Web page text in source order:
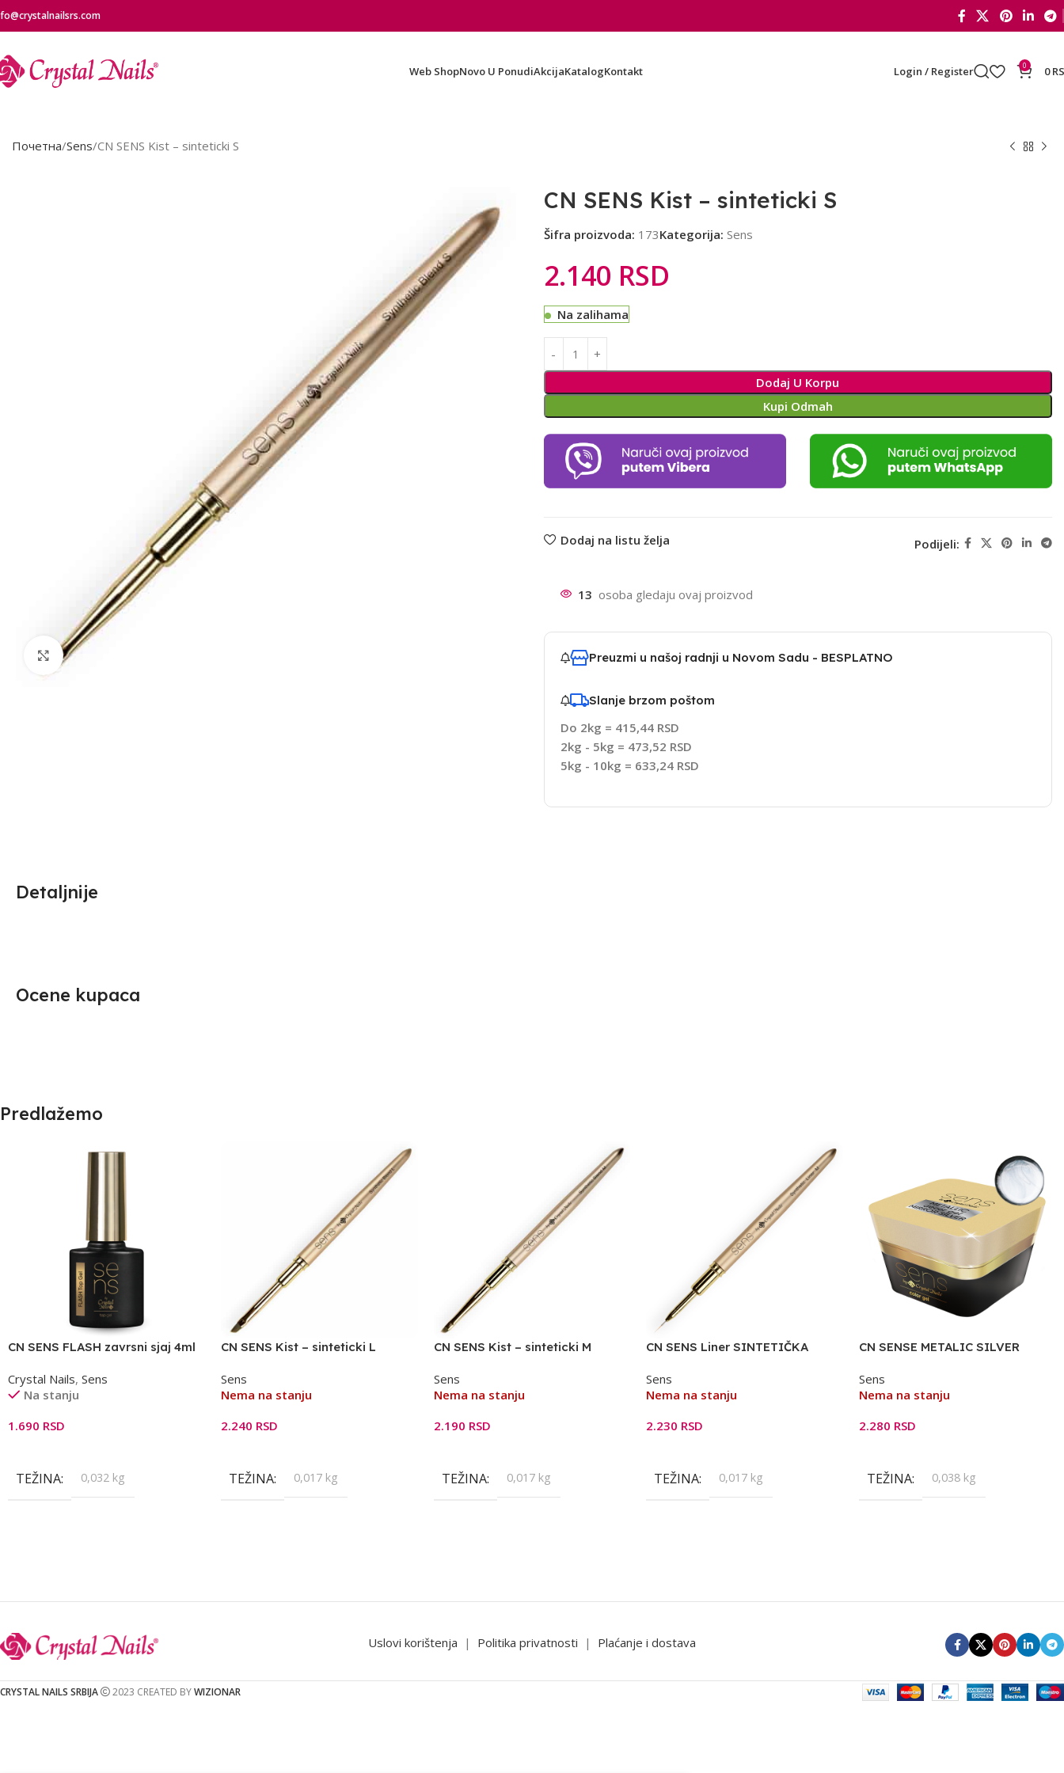
Web ShopNovo U PonudiAkcijaKatalogKontakt Login / Register 0 0
Почетна Sens CN SENS Kist – sinteticki S
Click to enlarge
CN SENS Kist – sinteticki S
Šifra proizvoda: 173Kategorija: Sens
2.140 RSD
Na zalihama
Dodaj U Korpu
Kupi Odmah
Alternative:
Dodaj na listu želja Podijeli:
13 osoba gledaju ovaj proizvod
Preuzmi u našoj radnji u Novom Sadu - BESPLATNO
Slanje brzom poštom
Do 2kg = 415,44 RSD
2kg - 5kg = 473,52 RSD
5kg - 10kg = 633,24 RSD
Detaljnije
Ocene kupaca
Predlažemo
CN SENS FLASH zavrsni sjaj 4ml
Crystal Nails, Sens
Na stanju
1.690 RSD
TEŽINA 0,032 kg
CN SENS Kist – sinteticki L
Sens
Nema na stanju
2.240 RSD
TEŽINA 0,017 kg
CN SENS Kist – sinteticki M
Sens
Nema na stanju
2.190 RSD
TEŽINA 0,017 kg
CN SENS Liner SINTETIČKA
Sens
Nema na stanju
2.230 RSD
TEŽINA 0,017 kg
CN SENSE METALIC SILVER
Sens
Nema na stanju
2.280 RSD
TEŽINA 0,038 kg
Uslovi korištenja | Politika privatnosti | Plaćanje i dostava
CRYSTAL NAILS SRBIJA 2023 CREATED BYWIZIONAR